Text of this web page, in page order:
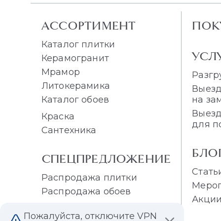
АССОРТИМЕНТ
Каталог плитки
Керамогранит
Мрамор
Литокерамика
Каталог обоев
Краска
Сантехника
СПЕЦПРЕДЛОЖЕНИЕ
Распродажа плитки
Распродажа обоев
на
для
Акции
Пожалуйста, отключите VPN